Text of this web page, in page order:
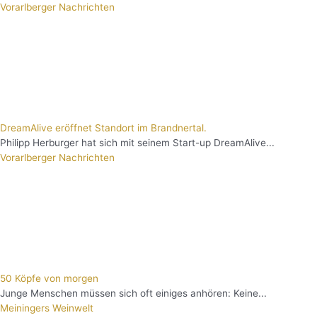
Vorarlberger Nachrichten
DreamAlive eröffnet Standort im Brandnertal.
Philipp Herburger hat sich mit seinem Start-up DreamAlive...
Vorarlberger Nachrichten
50 Köpfe von morgen
Junge Menschen müssen sich oft einiges anhören: Keine...
Meiningers Weinwelt